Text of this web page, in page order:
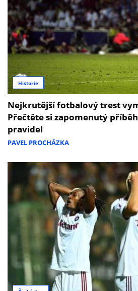
Historie
Nejkrutější fotbalový trest
Přečtěte si zapomenutý
pravidel
PAVEL PROCHÁZKA